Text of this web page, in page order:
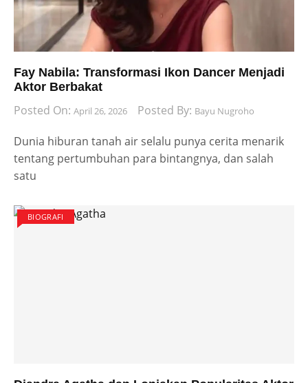
Fay Nabila: Transformasi Ikon Dancer Menjadi
Aktor Berbakat
Posted On: April 26, 2026 Posted By: Bayu Nugroho
Dunia hiburan tanah air selalu punya cerita menarik
tentang pertumbuhan para bintangnya, dan salah
satu
BIOGRAFI